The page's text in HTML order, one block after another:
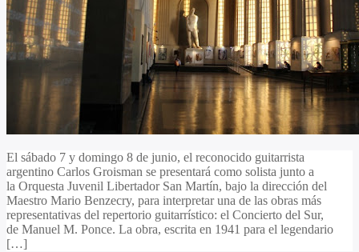
El sábado 7 y domingo 8 de junio, el reconocido guitarrista
argentino Carlos Groisman se presentará como solista junto a
la Orquesta Juvenil Libertador San Martín, bajo la dirección del
Maestro Mario Benzecry, para interpretar una de las obras más
representativas del repertorio guitarrístico: el Concierto del Sur,
de Manuel M. Ponce. La obra, escrita en 1941 para el legendario
[…]